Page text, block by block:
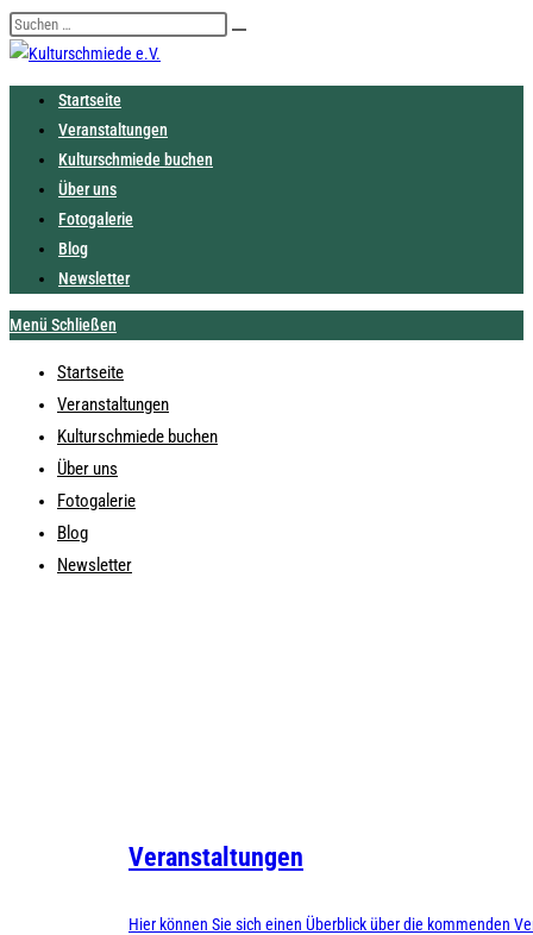
Zum
Inhalt
springen
Diese
Website
durchsuchen
Startseite
Veranstaltungen
Kulturschmiede buchen
Über uns
Fotogalerie
Blog
Newsletter
Menü Schließen
Startseite
Veranstaltungen
Kulturschmiede buchen
Über uns
Fotogalerie
Blog
Newsletter
Veranstaltungen
Hier können Sie sich einen Überblick über die kommenden